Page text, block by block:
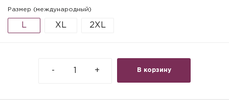
Размер (международный)
L XL 2XL
В корзину
- +